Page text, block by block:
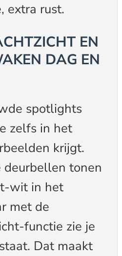
extra rust.
EN
DAG EN
spotlights
zelfs in het
krijgt.
deurbellen tonen
wit in het
met de
functie zie je
Dat maakt